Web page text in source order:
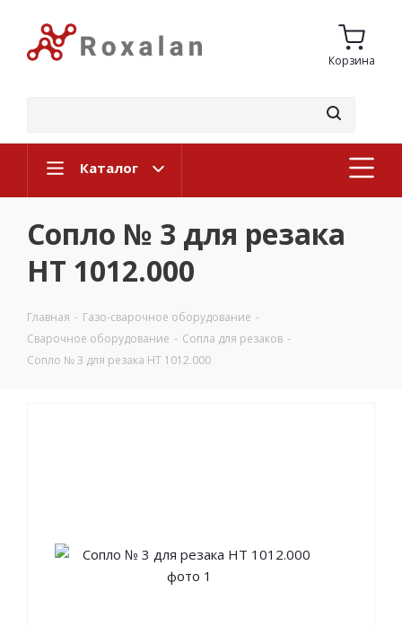
Корзина
Каталог
Сопло № 3 для резака
НТ 1012.000
Главная - Газо-сварочное оборудование -
Сварочное оборудование - Сопла для резаков -
Сопло № 3 для резака НТ 1012.000